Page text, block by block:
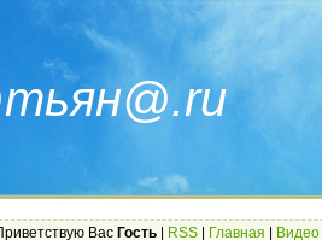
Вас Гость RSS Главная Видео